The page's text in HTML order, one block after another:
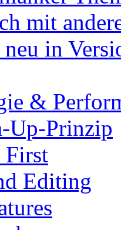
mit
neu in
&
Up-Prinzip
Editing